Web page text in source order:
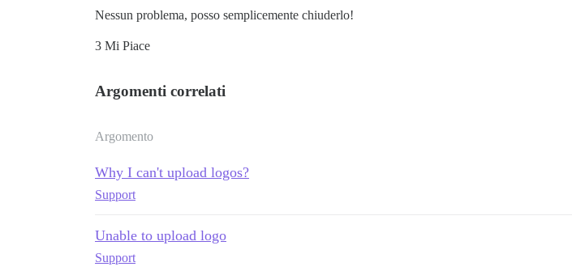
Nessun problema, posso semplicemente chiuderlo!
3 Mi Piace
Argomenti correlati
Argomento
Why I can't upload logos?
Support
Unable to upload logo
Support